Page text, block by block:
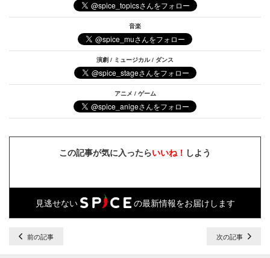
音楽
演劇 / ミュージカル / ダンス
アニメ / ゲーム
この記事が気に入ったらいいね！ しよう
見逃せない の最新情報をお届けします
前の記事 次の記事